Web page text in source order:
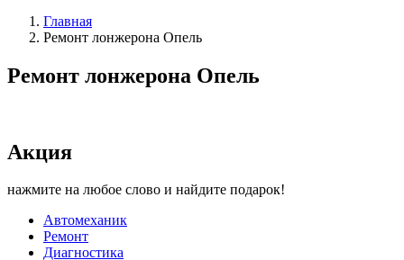
Главная
Ремонт лонжерона Опель
Ремонт лонжерона Опель
Акция
нажмите на любое слово и найдите подарок!
Автомеханик
Ремонт
Диагностика